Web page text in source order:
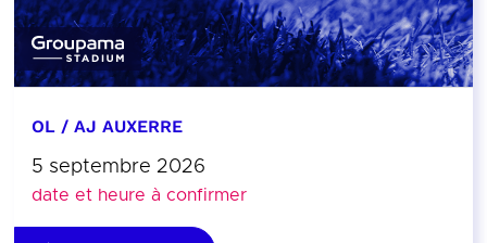
OL / AJ AUXERRE
5 septembre 2026
date et heure à confirmer